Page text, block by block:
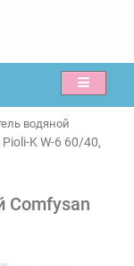
водяной
K W-6 60/40,
Comfysan